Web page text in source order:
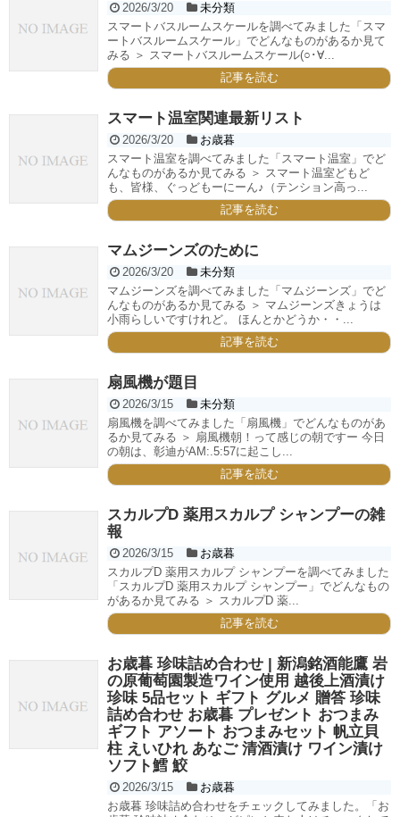
2026/3/20
未分類
スマートバスルームスケールを調べてみました「スマ
ートバスルームスケール」でどんなものがあるか見て
みる ＞ スマートバスルームスケール(○･∀...
記事を読む
スマート温室関連最新リスト
2026/3/20
お歳暮
スマート温室を調べてみました「スマート温室」でど
んなものがあるか見てみる ＞ スマート温室どもど
も、皆様、ぐっどもーにーん♪（テンション高っ...
記事を読む
マムジーンズのために
2026/3/20
未分類
マムジーンズを調べてみました「マムジーンズ」でど
んなものがあるか見てみる ＞ マムジーンズきょうは
小雨らしいですけれど。 ほんとかどうか・・...
記事を読む
扇風機が題目
2026/3/15
未分類
扇風機を調べてみました「扇風機」でどんなものがあ
るか見てみる ＞ 扇風機朝！って感じの朝ですー 今日
の朝は、彰迪がAM:.5:57に起こし...
記事を読む
スカルプD 薬用スカルプ シャンプーの雑
報
2026/3/15
お歳暮
スカルプD 薬用スカルプ シャンプーを調べてみました
「スカルプD 薬用スカルプ シャンプー」でどんなもの
があるか見てみる ＞ スカルプD 薬...
記事を読む
お歳暮 珍味詰め合わせ | 新潟銘酒能鷹 岩
の原葡萄園製造ワイン使用 越後上酒漬け
珍味 5品セット ギフト グルメ 贈答 珍味
詰め合わせ お歳暮 プレゼント おつまみ
ギフト アソート おつまみセット 帆立貝
柱 えいひれ あなご 清酒漬け ワイン漬け
ソフト鱈 鮫
2026/3/15
お歳暮
お歳暮 珍味詰め合わせをチェックしてみました。「お